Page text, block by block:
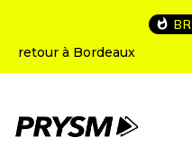
L’Amnesia Ibiza fête
soirées